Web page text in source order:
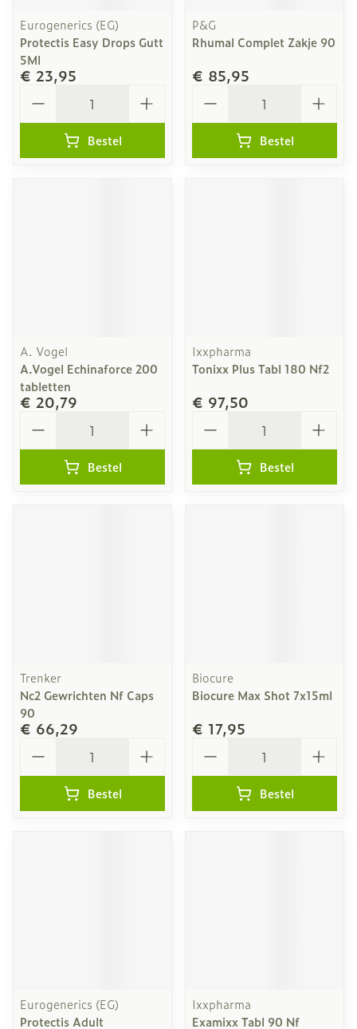
Eurogenerics (EG)
Protectis Easy Drops Gutt
5Ml
€ 23,95
Bestel
P&G
Rhumal Complet Zakje 90
€ 85,95
Bestel
A. Vogel
A.Vogel Echinaforce 200
tabletten
€ 20,79
Bestel
Ixxpharma
Tonixx Plus Tabl 180 Nf2
€ 97,50
Bestel
Trenker
Nc2 Gewrichten Nf Caps
90
€ 66,29
Bestel
Biocure
Biocure Max Shot 7x15ml
€ 17,95
Bestel
Eurogenerics (EG)
Protectis Adult
Ixxpharma
Examixx Tabl 90 Nf